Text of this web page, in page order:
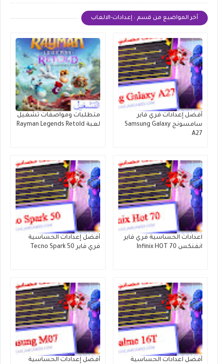
أخر المواضيع من قسم : إعدادات-الالعاب
أفضل إعدادات فري فاير
سامسونج Samsung Galaxy
A27
متطلبات ومواصفات تشغيل
لعبة Rayman Legends Retold
اعدادات الحساسية فري فاير
انفنكس Infinix HOT 70
أفضل إعدادات الحساسية
فري فاير Tecno Spark 50
أفضل اعدادات الحساسية
أفضل إعدادات الحساسية